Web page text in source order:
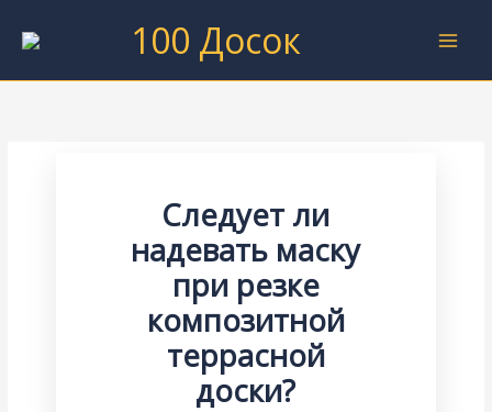
100 Досок
Следует ли
надевать маску
при резке
композитной
террасной
доски?